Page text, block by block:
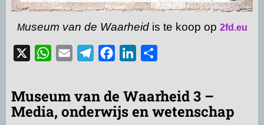
Museum van de Waarheidis te koop op 2fd.eu
W
t
s
l
e
g
e
b
k
e
e
n
Museum van de Waarheid 3 –
Media, onderwijs en wetenschap